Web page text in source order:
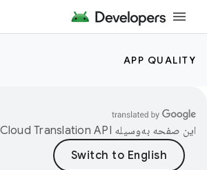
APP QUALITY
این صفحه به‌وسیله